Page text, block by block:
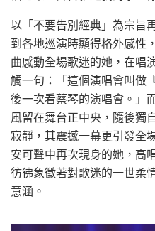
以「不要告別經典」為宗旨
到各地巡演時顯得格外感性
曲感動全場歌迷的她，在唱
觸一句：「這個演唱會叫做
後一次看蔡琴的演唱會。」
風留在舞台正中央，隨後獨
寂靜，其震撼一幕更引發全
安可聲中再次現身的她，高
彷彿象徵著對歌迷的一世柔
意涵。